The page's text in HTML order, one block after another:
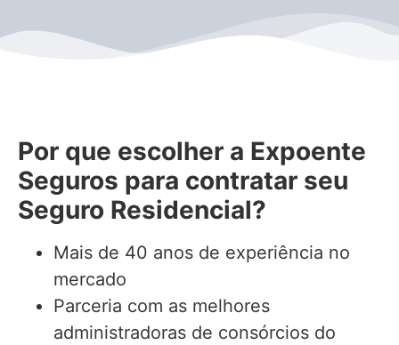
Por que escolher a Expoente
Seguros para contratar seu
Seguro Residencial?
Mais de 40 anos de experiência no
mercado
Parceria com as melhores
administradoras de consórcios do